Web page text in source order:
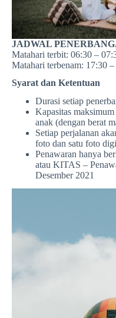
JADWAL
Matahari terbit: 06:30 –
Matahari terbenam: 17:30
Syarat dan Ketentuan
Durasi setiap
Kapasitas
anak (dengan berat
Setiap perjalanan
foto dan satu foto
Penawaran hanya
atau KITAS –
Desember 2021